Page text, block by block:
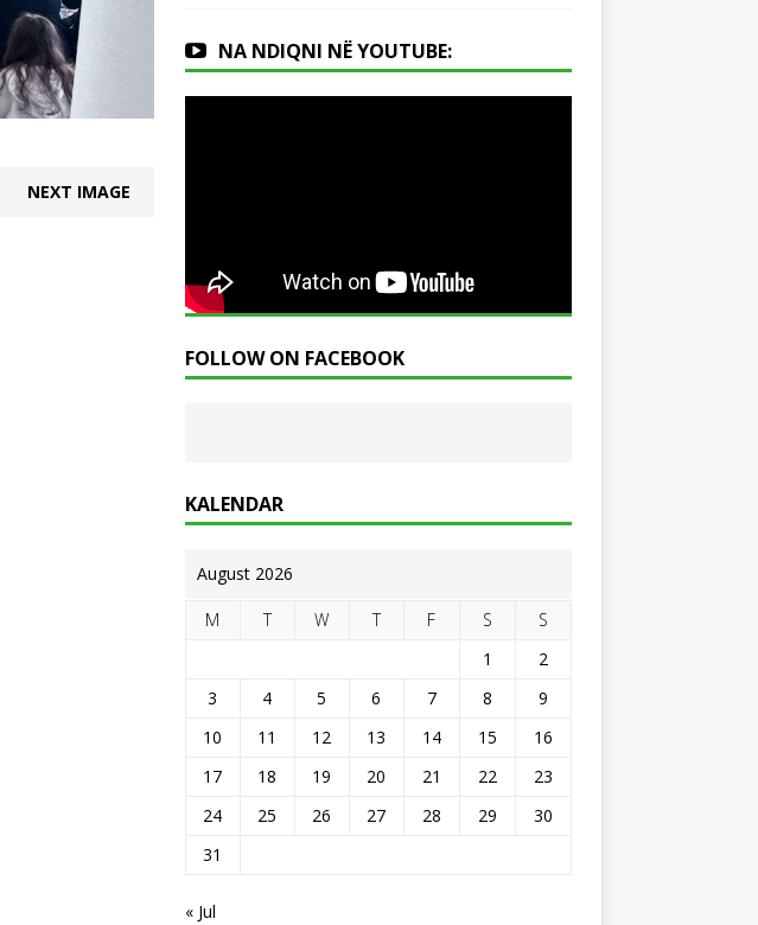
NEXT IMAGE
NA NDIQNI NË YOUTUBE:
FOLLOW ON FACEBOOK
KALENDAR
August 2026
M T W T F S
S
1
2
3
4 5 6 7 8
9
10
11 12 13 14 15
16
17
18 19 20 21 22
23
24
25 26 27 28 29
30
31
« Jul